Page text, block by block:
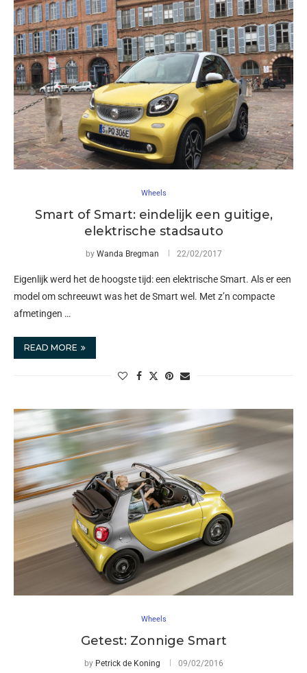
Wheels
Smart of Smart: eindelijk een guitige,
elektrische stadsauto
by Wanda Bregman 22/02/2017
Eigenlijk werd het de hoogste tijd: een elektrische Smart. Als er een
model om schreeuwt was het de Smart wel. Met z’n compacte
afmetingen …
READ MORE
Wheels
Getest: Zonnige Smart
by Petrick de Koning 09/02/2016